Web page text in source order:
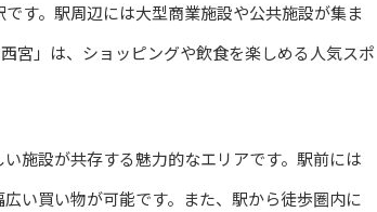
す。駅周辺には大型商業施設や公共施設が集ま
宮」は、ショッピングや飲食を楽しめる人気スポ
施設が共存する魅力的なエリアです。駅前には
い買い物が可能です。また、駅から徒歩圏内に